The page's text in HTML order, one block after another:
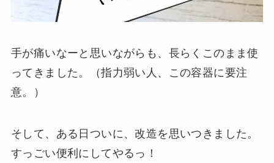
手が痛いなーと思いながらも、長らくこのまま使
ってきました。（指力弱い人、この容器に要注
意。）
そして、ある日ついに、改造を思いつきました。
すっごい便利にしてやるっ！